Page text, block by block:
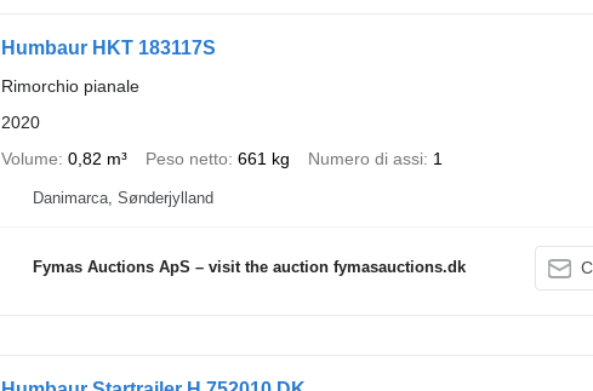
Humbaur HKT 183117S
Rimorchio pianale
2020
Volume 0,82 m³ Peso netto 661 kg Numero di assi 1
Danimarca, Sønderjylland
Fymas Auctions ApS – visit the auction fymasauctions.dk